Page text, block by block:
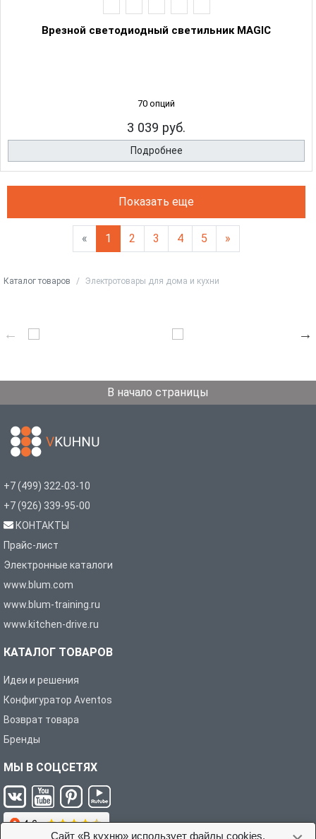
Сайт «В кухню» использует файлы cookies,
Врезной светодиодный светильник MAGIC
70 опций
3 039 руб.
Подробнее
Показать еще
« 1 2 3 4 5 »
Каталог товаров Электротовары для дома и кухни
В начало страницы
+7 (499) 322-03-10
+7 (926) 339-95-00
КОНТАКТЫ
Прайс-лист
Электронные каталоги
www.blum.com
www.blum-training.ru
www.kitchen-drive.ru
КАТАЛОГ ТОВАРОВ
Идеи и решения
Конфигуратор Aventos
Возврат товара
Бренды
МЫ В СОЦСЕТЯХ